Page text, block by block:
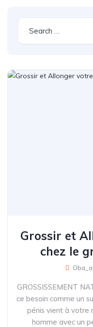
Grossir et
chez le
GROSSISSEMENT
ce besoin comme un
pénis vient à votre
homme avec un